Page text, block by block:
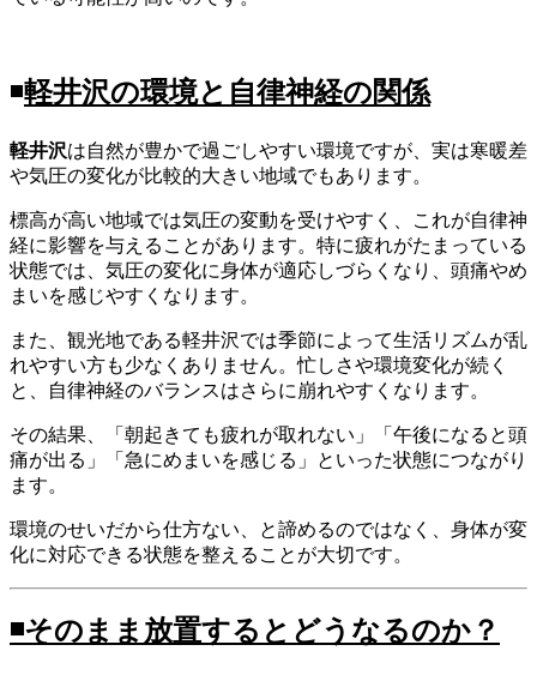
◾️軽井沢の環境と自律神経の関係
軽井沢は自然が豊かで過ごしやすい環境ですが、実は寒暖差
や気圧の変化が比較的大きい地域でもあります。
標高が高い地域では気圧の変動を受けやすく、これが自律神
経に影響を与えることがあります。特に疲れがたまっている
状態では、気圧の変化に身体が適応しづらくなり、頭痛やめ
まいを感じやすくなります。
また、観光地である軽井沢では季節によって生活リズムが乱
れやすい方も少なくありません。忙しさや環境変化が続く
と、自律神経のバランスはさらに崩れやすくなります。
その結果、「朝起きても疲れが取れない」「午後になると頭
痛が出る」「急にめまいを感じる」といった状態につながり
ます。
環境のせいだから仕方ない、と諦めるのではなく、身体が変
化に対応できる状態を整えることが大切です。
◾️そのまま放置するとどうなるのか？